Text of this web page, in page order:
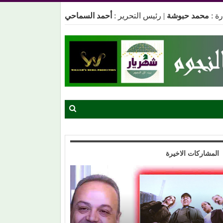
: محمد حبوشة | رئيس التحرير : أحمد السماحي
المشاركات الاخيرة